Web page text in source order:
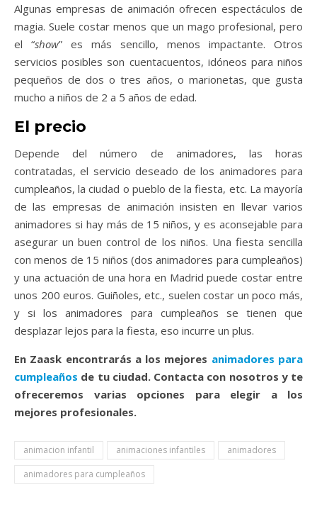
Algunas empresas de animación ofrecen espectáculos de
magia. Suele costar menos que un mago profesional, pero
el “show” es más sencillo, menos impactante. Otros
servicios posibles son cuentacuentos, idóneos para niños
pequeños de dos o tres años, o marionetas, que gusta
mucho a niños de 2 a 5 años de edad.
El precio
Depende del número de animadores, las horas
contratadas, el servicio deseado de los animadores para
cumpleaños, la ciudad o pueblo de la fiesta, etc. La mayoría
de las empresas de animación insisten en llevar varios
animadores si hay más de 15 niños, y es aconsejable para
asegurar un buen control de los niños. Una fiesta sencilla
con menos de 15 niños (dos animadores para cumpleaños)
y una actuación de una hora en Madrid puede costar entre
unos 200 euros. Guiñoles, etc., suelen costar un poco más,
y si los animadores para cumpleaños se tienen que
desplazar lejos para la fiesta, eso incurre un plus.
En Zaask encontrarás a los mejores animadores para
cumpleaños de tu ciudad. Contacta con nosotros y te
ofreceremos varias opciones para elegir a los
mejores profesionales.
animacion infantil animaciones infantiles
animadores
animadores para cumpleaños